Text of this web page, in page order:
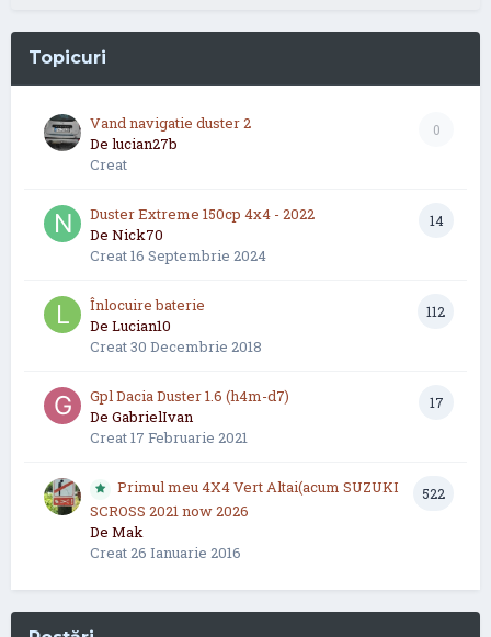
Topicuri
0
Vand navigatie duster 2
De lucian27b
Creat
14
Duster Extreme 150cp 4x4 - 2022
De Nick70
Creat16 Septembrie 2024
112
Înlocuire baterie
De Lucian10
Creat30 Decembrie 2018
17
Gpl Dacia Duster 1.6 (h4m-d7)
De GabrielIvan
Creat17 Februarie 2021
522
Primul meu 4X4 Vert Altai(acum SUZUKI
SCROSS 2021 now 2026
De Mak
Creat26 Ianuarie 2016